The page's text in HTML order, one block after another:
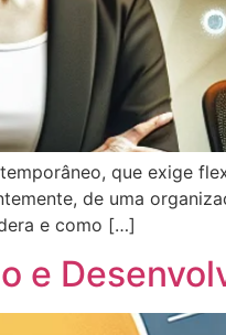
que exige
de uma
e como […]
e